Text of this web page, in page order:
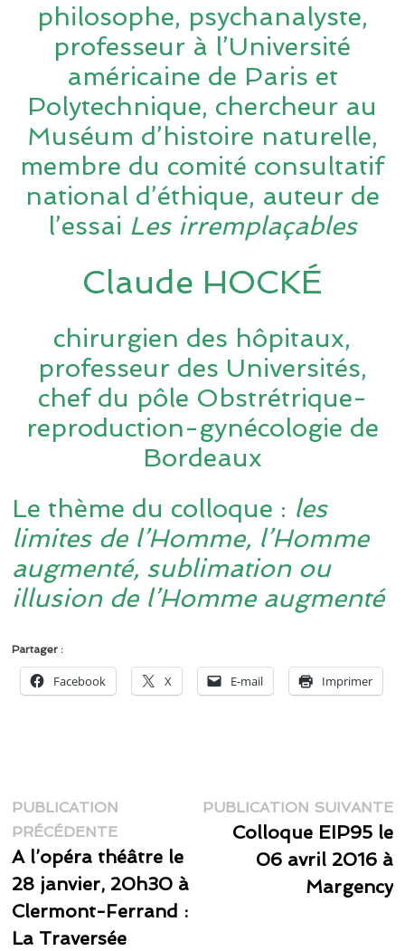
philosophe, psychanalyste,
professeur à l’Université
américaine de Paris et
Polytechnique, chercheur au
Muséum d’histoire naturelle,
membre du comité consultatif
national d’éthique, auteur de
l’essai Les irremplaçables
Claude HOCKÉ
chirurgien des hôpitaux,
professeur des Universités,
chef du pôle Obstrétrique-
reproduction-gynécologie de
Bordeaux
Le thème du colloque : les
limites de l’Homme, l’Homme
augmenté, sublimation ou
illusion de l’Homme augmenté
Partager :
Facebook X E-mail Imprimer
Navigation
de
l’article
PUBLICATION
PRÉCÉDENTEPublication
précédente :
A l’opéra théâtre le
28 janvier, 20h30 à
Clermont-Ferrand :
La Traversée
PUBLICATION SUIVANTE
Colloque EIP95 le
06 avril 2016 à
Margency